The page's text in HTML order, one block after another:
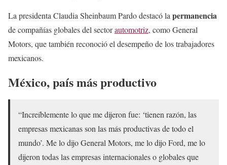
La presidenta Claudia Sheinbaum Pardo destacó lapermanencia
de compañías globales del sectorautomotriz, como General
Motors, que también reconoció el desempeño de los trabajadores
mexicanos.
México, país más productivo
“Increíblemente lo que me dijeron fue: ‘tienen razón, las
empresas mexicanas son las más productivas de todo el
mundo’. Me lo dijo General Motors, me lo dijo Ford, me lo
dijeron todas las empresas internacionales o globales que